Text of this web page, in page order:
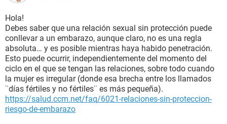
Hola!
Debes saber que una relación sexual sin protección puede
conllevar a un embarazo, aunque claro, no es una regla
absoluta… y es posible mientras haya habido penetración.
Esto puede ocurrir, independientemente del momento del
ciclo en el que se tengan las relaciones, sobre todo cuando
la mujer es irregular (donde esa brecha entre los llamados
¨días fértiles y no fértiles¨ es más pequeña).
https://salud.ccm.net/faq/6021-relaciones-sin-proteccion-
riesgo-de-embarazo